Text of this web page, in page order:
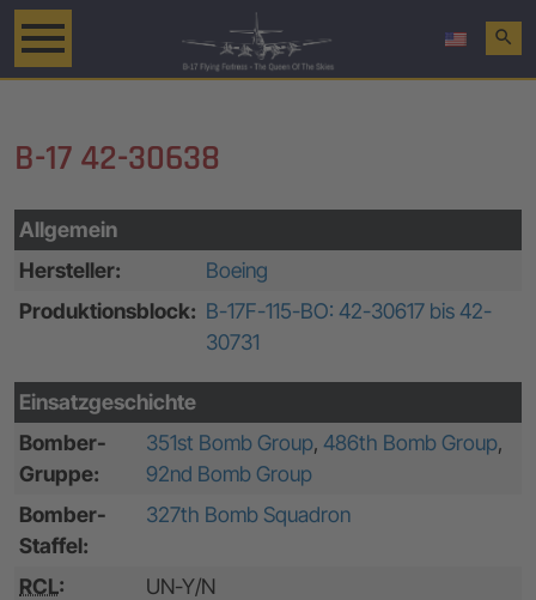
search
B-17 42-30638
Allgemein
Hersteller:
Boeing
Produktionsblock: B-17F-115-BO: 42-30617 bis 42-
30731
Einsatzgeschichte
Bomber-
Gruppe:
351st Bomb Group, 486th Bomb Group,
92nd Bomb Group
Bomber-
Staffel:
327th Bomb Squadron
RCL:
UN-Y/N